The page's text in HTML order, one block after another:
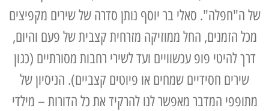
של ה"חפלה". סאלי בר יוסף נותן סדרה של שירים מקפיצים
מכל הזמנים, החל ממוזיקה מזרחית קצבית של פעם והיום,
דרך להיטי פופ עכשוויים ועד לשירי רחבות מסורתיים (כגון
שירים חסידיים שמחים או פיוטים קצביים). הניסיון של
מתופפי המדבר מאפשר לנו להרקיד את כל הדורות – מילדי